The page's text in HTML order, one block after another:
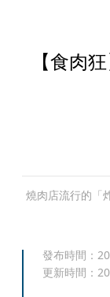
【食肉
燒肉店流行的「
發布時間：
更新時間：